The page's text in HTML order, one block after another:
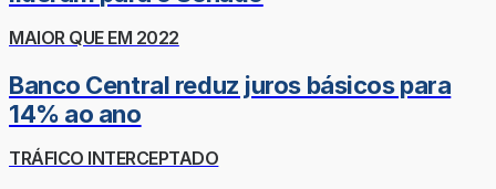
MAIOR QUE EM 2022
Banco Central reduz juros básicos para
14% ao ano
TRÁFICO INTERCEPTADO